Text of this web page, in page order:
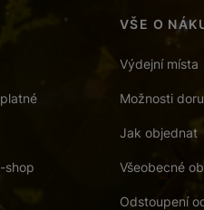
shop
VŠE O
Výdejní místa
Možnosti
Jak objednat
Všeobecné
Odstoupení